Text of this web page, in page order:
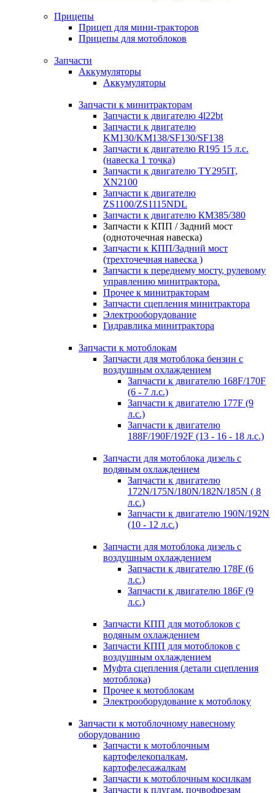
Прицепы
Прицеп для мини-тракторов
Прицепы для мотоблоков
Запчасти
Аккумуляторы
Аккумуляторы
Запчасти к минитракторам
Запчасти к двигателю 4l22bt
Запчасти к двигателю
KM130/KM138/SF130/SF138
Запчасти к двигателю R195 15 л.с.
(навеска 1 точка)
Запчасти к двигателю TY295IT,
XN2100
Запчасти к двигателю
ZS1100/ZS1115NDL
Запчасти к двигателю КМ385/380
Запчасти к КПП / Задний мост
(одноточечная навеска)
Запчасти к КПП/Задний мост
(трехточечная навеска )
Запчасти к переднему мосту, рулевому
управлению минитрактора.
Прочее к минитракторам
Запчасти сцепления минитрактора
Электрооборудование
Гидравлика минитрактора
Запчасти к мотоблокам
Запчасти для мотоблока бензин с
воздушным охлаждением
Запчасти к двигателю 168F/170F
(6 - 7 л.с.)
Запчасти к двигателю 177F (9
л.с.)
Запчасти к двигателю
188F/190F/192F (13 - 16 - 18 л.с.)
Запчасти для мотоблока дизель с
водяным охлаждением
Запчасти к двигателю
172N/175N/180N/182N/185N ( 8
л.с.)
Запчасти к двигателю 190N/192N
(10 - 12 л.с.)
Запчасти для мотоблока дизель с
воздушным охлаждением
Запчасти к двигателю 178F (6
л.с.)
Запчасти к двигателю 186F (9
л.с.)
Запчасти КПП для мотоблоков с
водяным охлаждением
Запчасти КПП для мотоблоков с
воздушным охлаждением
Муфта сцепления (детали сцепления
мотоблока)
Прочее к мотоблокам
Электрооборудование к мотоблоку
Запчасти к мотоблочному навесному
оборудованию
Запчасти к мотоблочным
картофелекопалкам,
картофелесажалкам
Запчасти к мотоблочным косилкам
Запчасти к плугам, почвофрезам